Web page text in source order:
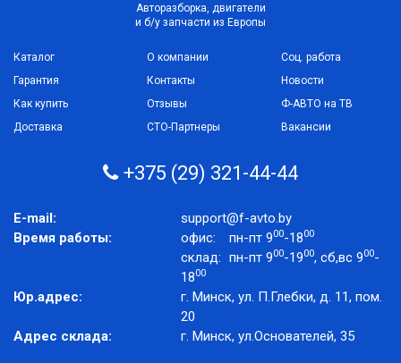
Авторазборка, двигатели
и б/у запчасти из Европы
Каталог
Гарантия
Как купить
Доставка
О компании
Контакты
Отзывы
СТО-Партнеры
Соц. работа
Новости
Ф-АВТО на ТВ
Вакансии
+375 (29) 321-44-44
E-mail:
support@f-avto.by
Время работы:
офис: пн-пт 900-1800
склад: пн-пт 900-1900, сб,вс 900-
1800
Юр.адрес:
г. Минск, ул. П.Глебки, д. 11, пом.
20
Адрес склада:
г. Минск, ул.Основателей, 35